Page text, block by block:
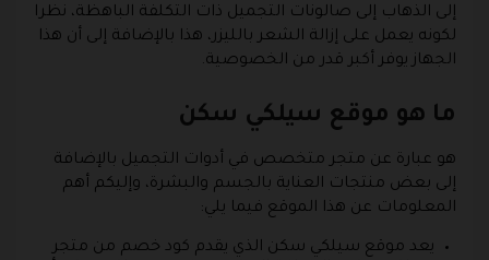
إلى الذهاب إلى صالونات التجميل ذات التكلفة الباهظة، نظرا
لكونه يعمل على إزالة الشعر بالليزر، هذا بالإضافة إلى أن هذا
الجهاز يوفر أكبر قدر من الخصوصية.
ما هو موقع سيلكي سكن
هو عبارة عن متجر متخصص في أدوات التجميل بالإضافة
إلى بعض منتجات العناية بالجسم والبشرة، وإليكم أهم
المعلومات عن هذا الموقع فيما يلي:
يعد موقع سيلكي سكن الذي يقدم كود خصم من متجر